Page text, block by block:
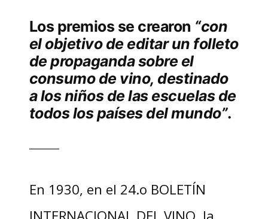
Los premios se crearon “con
el objetivo de editar un folleto
de propaganda sobre el
consumo de vino, destinado
a los niños de las escuelas de
todos los países del mundo”.
En 1930, en el 24.o BOLETÍN